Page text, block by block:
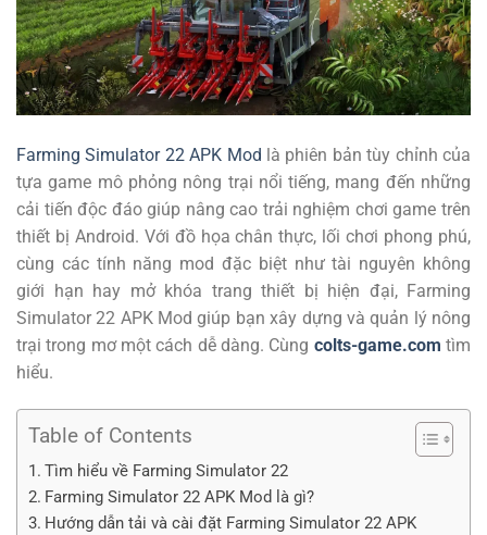
Farming Simulator 22 APK Mod là phiên bản tùy chỉnh của
tựa game mô phỏng nông trại nổi tiếng, mang đến những
cải tiến độc đáo giúp nâng cao trải nghiệm chơi game trên
thiết bị Android. Với đồ họa chân thực, lối chơi phong phú,
cùng các tính năng mod đặc biệt như tài nguyên không
giới hạn hay mở khóa trang thiết bị hiện đại, Farming
Simulator 22 APK Mod giúp bạn xây dựng và quản lý nông
trại trong mơ một cách dễ dàng. Cùng colts-game.com tìm
hiểu.
Table of Contents
Tìm hiểu về Farming Simulator 22
Farming Simulator 22 APK Mod là gì?
Hướng dẫn tải và cài đặt Farming Simulator 22 APK